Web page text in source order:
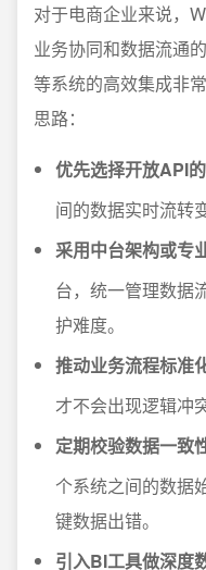
对于电商企业来说，
业务协同和数据流通
等系统的高效集成非
思路：
优先选择开放API
间的数据实时流转
采用中台架构或专
台，统一管理数据
护难度。
推动业务流程标准
才不会出现逻辑冲
定期校验数据一致
个系统之间的数据
键数据出错。
引入BI工具做深度